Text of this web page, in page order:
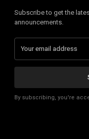
Subscribe to get the
announcements.
By subscribing, you're